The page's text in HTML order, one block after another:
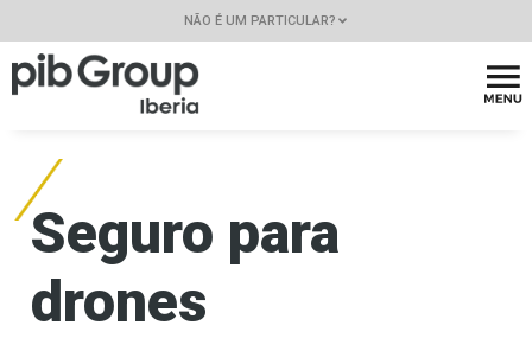
NÃO É UM PARTICULAR?
Seguro para
drones